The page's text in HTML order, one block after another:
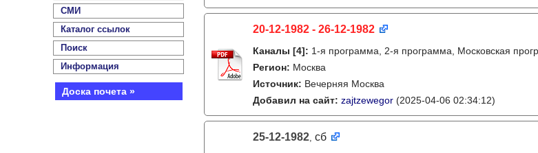
СМИ
Каталог ссылок
Поиск
Информация
Доска почета »
20-12-1982 - 26-12-1982
Каналы [4]: 1-я программа, 2-я программа, Московская
Регион: Москва
Источник: Вечерняя Москва
Добавил на сайт: zajtzewegor (2025-04-06 02:34:12)
25-12-1982, сб